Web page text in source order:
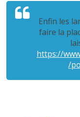
Enfin les
faire la
https://
/